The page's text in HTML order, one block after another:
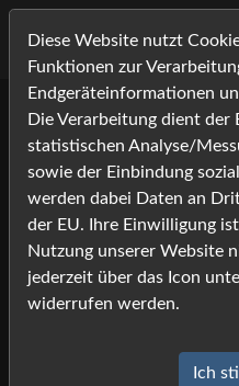
Bitte tragen Sie Ihre
[absenden].
*) Felder
Anfrage
Anrede
Diese Website nutzt
Funktionen zur
Endgeräteinformationen
Die Verarbeitung dient der
statistischen Analyse/
sowie der Einbindung
werden dabei Daten an
der EU. Ihre Einwilligung
Nutzung unserer Website
jederzeit über das Icon
widerrufen werden.
Ich